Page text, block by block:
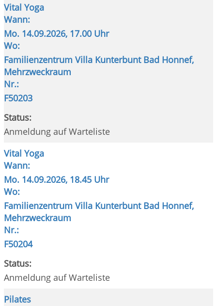
Vital Yoga
Wann:
Mo. 14.09.2026, 17.00 Uhr
Wo:
Familienzentrum Villa Kunterbunt Bad Honnef,
Mehrzweckraum
Nr.:
F50203
Status:
Anmeldung auf Warteliste
Vital Yoga
Wann:
Mo. 14.09.2026, 18.45 Uhr
Wo:
Familienzentrum Villa Kunterbunt Bad Honnef,
Mehrzweckraum
Nr.:
F50204
Status:
Anmeldung auf Warteliste
Pilates